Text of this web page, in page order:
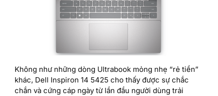
Không như những dòng Ultrabook mỏng nhẹ “rẻ tiền”
khác, Dell Inspiron 14 5425 cho thấy được sự chắc
chắn và cứng cáp ngày từ lần đầu người dùng trải